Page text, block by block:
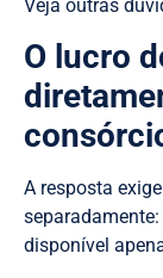
Veja outras
O lucro
A resposta
disponível